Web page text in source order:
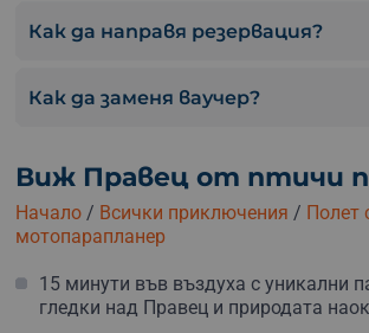
Как да направя резервация?
Как да заменя ваучер?
Виж Правец от птичи
Начало / Всички приключения / Полет
мотопарапланер
15 минути във въздуха с уникални
гледки над Правец и природата